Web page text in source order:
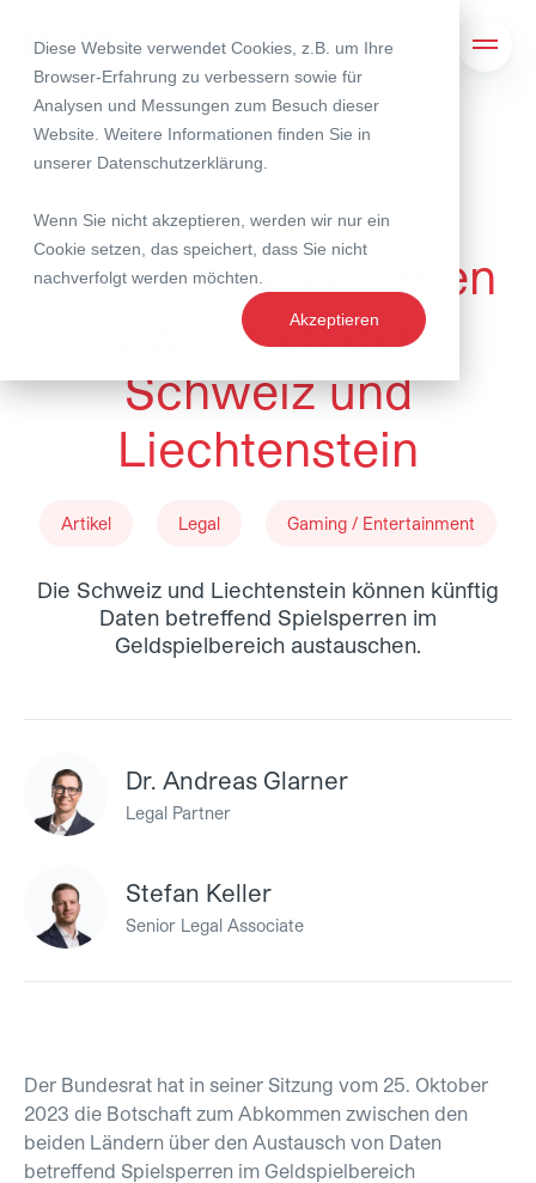
Diese Website verwendet Cookies, z.B. um Ihre
Browser-Erfahrung zu verbessern sowie für
Analysen und Messungen zum Besuch dieser
Website. Weitere Informationen finden Sie in
unserer Datenschutzerklärung
Wenn Sie nicht akzeptieren, werden wir nur ein
Cookie setzen, das speichert, dass Sie nicht
nachverfolgt werden möchten.
Akzeptieren
Suche
27. Oktober 2023
Ein neues
Geldspielabkommen
zwischen der
Schweiz und
Liechtenstein
Artikel Legal Gaming / Entertainment
Die Schweiz und Liechtenstein können künftig
Daten betreffend Spielsperren im
Geldspielbereich austauschen.
Dr. Andreas Glarner
Legal Partner
Stefan Keller
Senior Legal Associate
Der Bundesrat hat in seiner Sitzung vom 25. Oktober
2023 die Botschaft zum Abkommen zwischen den
beiden Ländern über den Austausch von Daten
betreffend Spielsperren im Geldspielbereich